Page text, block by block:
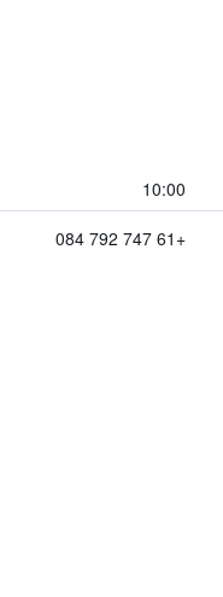
10:00
+61 747 792 084